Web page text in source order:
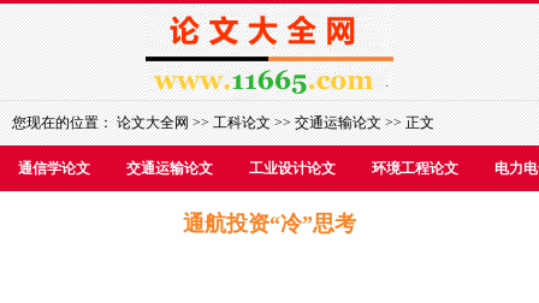
您现在的位置：论文大全网>>工科论文>>交通运输论文>> 正文
通信学论文 交通运输论文 工业设计论文 环境工程论文 电力
通航投资“冷”思考